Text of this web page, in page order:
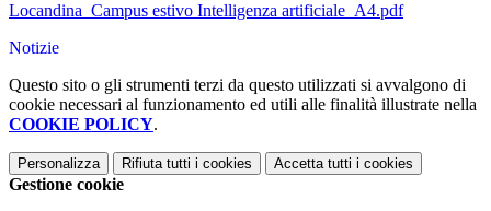
Locandina_Campus estivo Intelligenza artificiale_A4.pdf
Notizie
Questo sito o gli strumenti terzi da questo utilizzati si avvalgono di
cookie necessari al funzionamento ed utili alle finalità illustrate nella
COOKIE POLICY.
Personalizza Rifiuta tutti i cookies Accetta tutti i cookies
Gestione cookie